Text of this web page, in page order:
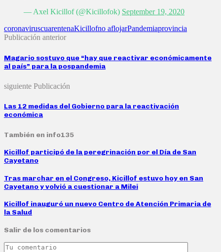
— Axel Kicillof (@Kicillofok) September 19, 2020
coronaviruscuarentenaKicillofno aflojarPandemiaprovincia
Publicación anterior
Magario sostuvo que “hay que reactivar económicamente
al país” para la pospandemia
siguiente Publicación
Las 12 medidas del Gobierno para la reactivación
económica
También en info135
Kicillof participó de la peregrinación por el Día de San
Cayetano
Tras marchar en el Congreso, Kicillof estuvo hoy en San
Cayetano y volvió a cuestionar a Milei
Kicillof inauguró un nuevo Centro de Atención Primaria de
la Salud
Salir de los comentarios